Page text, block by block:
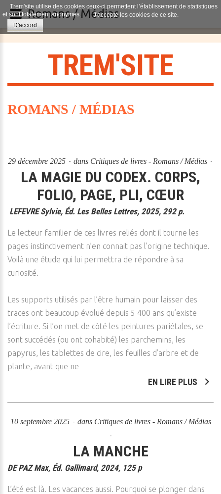
TREM'SITE
ROMANS / MÉDIAS
29 décembre 2025 dans Critiques de livres - Romans / Médias
LA MAGIE DU CODEX. CORPS,
FOLIO, PAGE, PLI, CŒUR
LEFEVRE Sylvie, Éd. Les Belles Lettres, 2025, 292 p.
Le lecteur familier de ces livres reliés dont il tourne les
pages instinctivement n’en connait pas l’origine technique.
Voilà une étude qui lui permettra de répondre à sa
curiosité.
Les supports utilisés par l’être humain pour laisser des
traces ont beaucoup évolué depuis 5 400 ans qu’existe
l’écriture. Si l’on met de côté les peintures pariétales, se
sont succédés (ou ont cohabité) les parchemins, les
papyrus, les tablettes de cire, les feuilles d’arbre et de
plante, avant que ne
EN LIRE PLUS
10 septembre 2025 dans Critiques de livres - Romans / Médias
LA MANCHE
DE PAZ Max, Éd. Gallimard, 2024, 125 p
L’été est là. Les vacances aussi. Pourquoi se plonger dans
Trem'site utilise des cookies ceux-ci permettent l’établissement de statistiques
et sont totalement anonymes.
J'accepte les cookies de ce site.
D'accord
Romans / Médias